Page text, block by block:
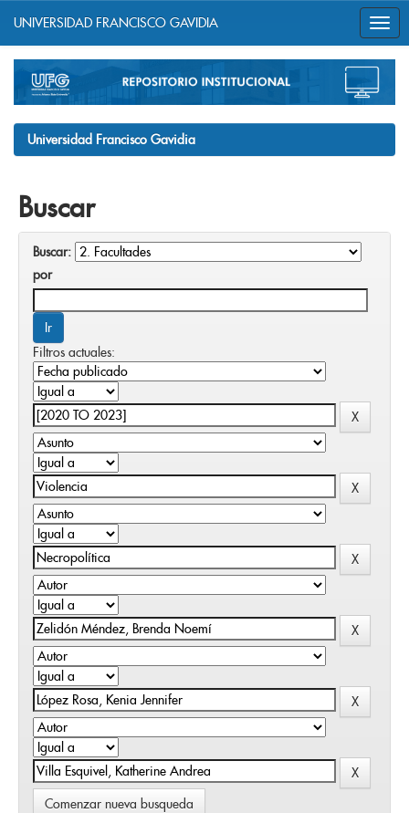
navigation
UNIVERSIDAD FRANCISCO GAVIDIA
Universidad Francisco Gavidia
Buscar
Buscar:
por
Filtros actuales:
Comenzar nueva busqueda